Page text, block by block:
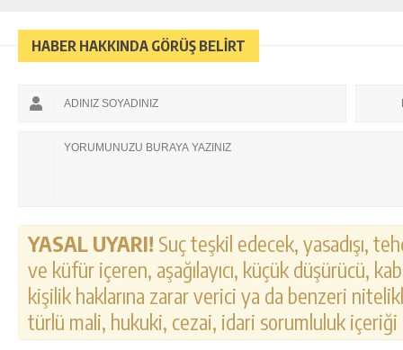
HABER HAKKINDA GÖRÜŞ BELİRT
YASAL UYARI! Suç teşkil edecek, yasadışı,
ve küfür içeren, aşağılayıcı, küçük düşürücü,
kişilik haklarına zarar verici ya da benzeri
türlü mali, hukuki, cezai, idari sorumluluk